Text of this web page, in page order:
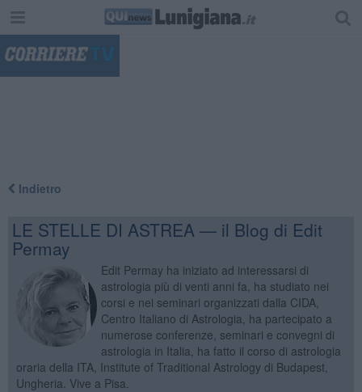
Indietro
LE STELLE DI ASTREA — il Blog di Edit
Permay
Edit Permay ha iniziato ad interessarsi di
astrologia più di venti anni fa, ha studiato nei
corsi e nei seminari organizzati dalla CIDA,
Centro Italiano di Astrologia, ha partecipato a
numerose conferenze, seminari e convegni di
astrologia in Italia, ha fatto il corso di astrologia
oraria della ITA, Institute of Traditional Astrology di Budapest,
Ungheria. Vive a Pisa.